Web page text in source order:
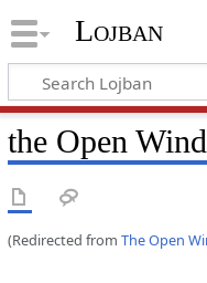
Lojban
the Open
(Redirected from The Open